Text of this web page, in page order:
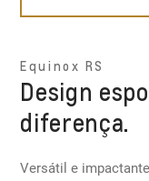
Equinox RS
Design
diferença.
Versátil e